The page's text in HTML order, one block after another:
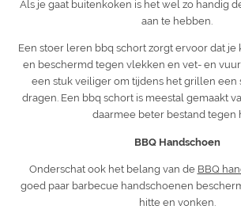
Als je gaat buitenkoken is het wel zo handig
aan te hebben.
Een stoer leren bbq schort zorgt ervoor dat
en beschermd tegen vlekken en vet- en
een stuk veiliger om tijdens het grillen een
dragen. Een bbq schort is meestal gemaakt
daarmee beter bestand tegen
BBQ Handschoen
Onderschat ook het belang van de BBQ
goed paar barbecue handschoenen
hitte en vonken.